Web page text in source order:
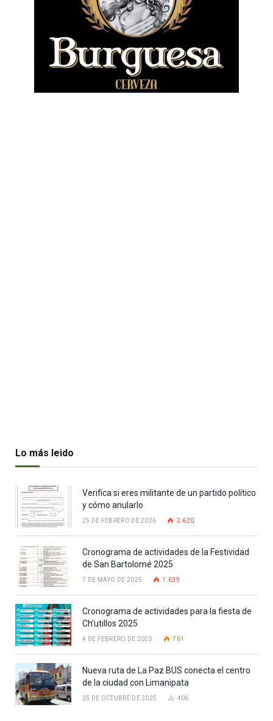
Lo más leido
Verifica si eres militante de un partido político
y cómo anularlo
25 DE FEBRERO DE 2026 2.620
Cronograma de actividades de la Festividad
de San Bartolomé 2025
7 DE MAYO DE 2025 1.639
Cronograma de actividades para la fiesta de
Ch’utillos 2025
4 DE FEBRERO DE 2025 761
Nueva ruta de La Paz BUS conecta el centro
de la ciudad con Limanipata
25 DE OCTUBRE DE 2025 406